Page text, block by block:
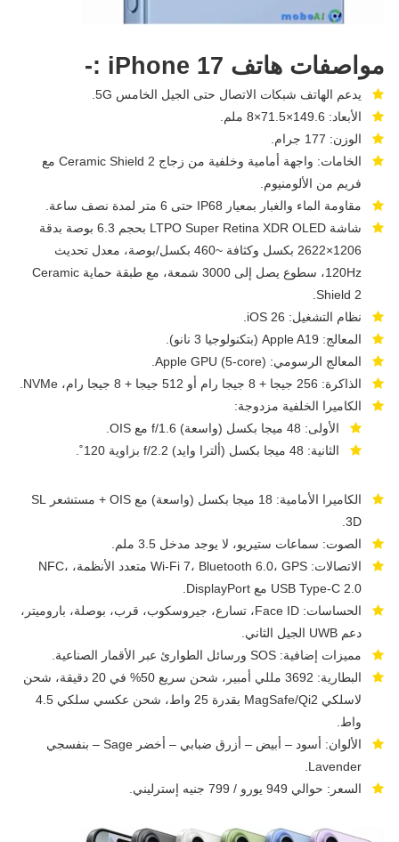
مواصفات هاتف iPhone 17 :-
يدعم الهاتف شبكات الاتصال حتى الجيل الخامس 5G.
الأبعاد: 149.6×71.5×8 ملم.
الوزن: 177 جرام.
الخامات: واجهة أمامية وخلفية من زجاج Ceramic Shield 2 مع
فريم من الألومنيوم.
مقاومة الماء والغبار بمعيار IP68 حتى 6 متر لمدة نصف ساعة.
شاشة LTPO Super Retina XDR OLED بحجم 6.3 بوصة بدقة
1206×2622 بكسل وكثافة ~460 بكسل/بوصة، معدل تحديث
120Hz، سطوع يصل إلى 3000 شمعة، مع طبقة حماية Ceramic
Shield 2.
نظام التشغيل: iOS 26.
المعالج: Apple A19 (بتكنولوجيا 3 نانو).
المعالج الرسومي: Apple GPU (5-core).
الذاكرة: 256 جيجا + 8 جيجا رام أو 512 جيجا + 8 جيجا رام، NVMe.
الكاميرا الخلفية مزدوجة:
الأولى: 48 ميجا بكسل (واسعة) f/1.6 مع OIS.
الثانية: 48 ميجا بكسل (ألترا وايد) f/2.2 بزاوية 120˚.
الكاميرا الأمامية: 18 ميجا بكسل (واسعة) مع OIS + مستشعر SL
3D.
الصوت: سماعات ستيريو، لا يوجد مدخل 3.5 ملم.
الاتصالات: Wi-Fi 7، Bluetooth 6.0، GPS متعدد الأنظمة، NFC،
USB Type-C 2.0 مع DisplayPort.
الحساسات: Face ID، تسارع، جيروسكوب، قرب، بوصلة، باروميتر،
دعم UWB الجيل الثاني.
مميزات إضافية: SOS ورسائل الطوارئ عبر الأقمار الصناعية.
البطارية: 3692 مللي أمبير، شحن سريع 50% في 20 دقيقة، شحن
لاسلكي MagSafe/Qi2 بقدرة 25 واط، شحن عكسي سلكي 4.5
واط.
الألوان: أسود – أبيض – أزرق ضبابي – أخضر Sage – بنفسجي
Lavender.
السعر: حوالي 949 يورو / 799 جنيه إسترليني.